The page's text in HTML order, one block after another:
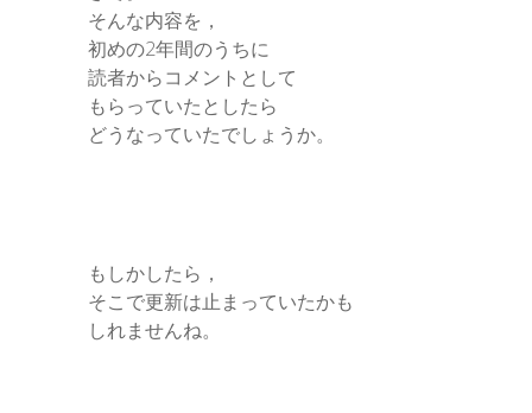
そんな内容を，
初めの2年間のうちに
読者からコメントとして
もらっていたとしたら
どうなっていたでしょうか。
もしかしたら，
そこで更新は止まっていたかも
しれませんね。